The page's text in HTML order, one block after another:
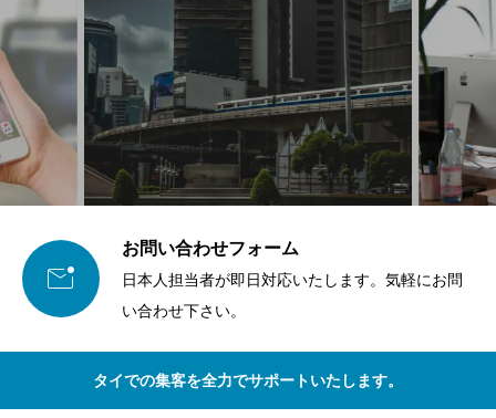

お問い合わせフォーム
日本人担当者が即日対応いたします。気軽にお問
い合わせ下さい。
タイでの集客を全力でサポートいたします。